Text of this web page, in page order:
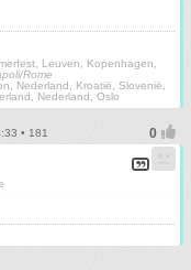
Leuven, Kopenhagen,
Rome
Nederland, Kroatië, Slovenië,
Nederland, Oslo
• 181